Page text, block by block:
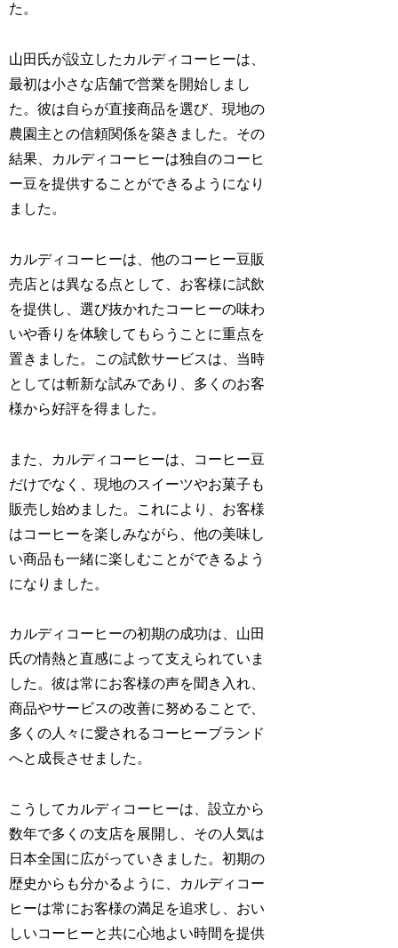
た。
山田氏が設立したカルディコーヒーは、
最初は小さな店舗で営業を開始しまし
た。彼は自らが直接商品を選び、現地の
農園主との信頼関係を築きました。その
結果、カルディコーヒーは独自のコーヒ
ー豆を提供することができるようになり
ました。
カルディコーヒーは、他のコーヒー豆販
売店とは異なる点として、お客様に試飲
を提供し、選び抜かれたコーヒーの味わ
いや香りを体験してもらうことに重点を
置きました。この試飲サービスは、当時
としては斬新な試みであり、多くのお客
様から好評を得ました。
また、カルディコーヒーは、コーヒー豆
だけでなく、現地のスイーツやお菓子も
販売し始めました。これにより、お客様
はコーヒーを楽しみながら、他の美味し
い商品も一緒に楽しむことができるよう
になりました。
カルディコーヒーの初期の成功は、山田
氏の情熱と直感によって支えられていま
した。彼は常にお客様の声を聞き入れ、
商品やサービスの改善に努めることで、
多くの人々に愛されるコーヒーブランド
へと成長させました。
こうしてカルディコーヒーは、設立から
数年で多くの支店を展開し、その人気は
日本全国に広がっていきました。初期の
歴史からも分かるように、カルディコー
ヒーは常にお客様の満足を追求し、おい
しいコーヒーと共に心地よい時間を提供